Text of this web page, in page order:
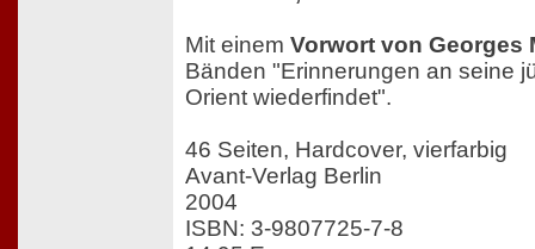
Mit einem Vorwort von Georges
Bänden "Erinnerungen an seine
Orient wiederfindet".
46 Seiten, Hardcover, vierfarbig
Avant-Verlag Berlin
2004
ISBN: 3-9807725-7-8